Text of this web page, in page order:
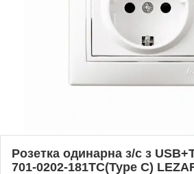
Розетка одинарна з/с з
701-0202-181TC(Type C)